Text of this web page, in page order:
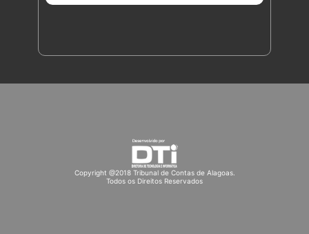
Copyright @2018 Tribunal de Contas de Alagoas.
Todos os Direitos Reservados